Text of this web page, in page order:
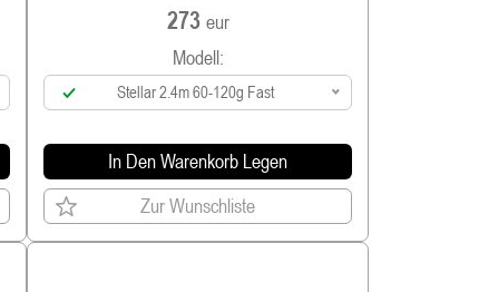
273 eur
Modell:
Stellar 2.4m 60-120g Fast
In Den Warenkorb Legen
Zur Wunschliste